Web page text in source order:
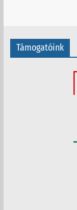
Támogatóink